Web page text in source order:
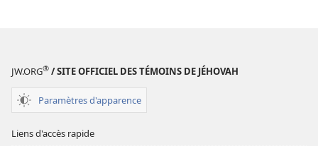
Étude
JW.ORG® / SITE OFFICIEL DES TÉMOINS DE JÉHOVAH
Paramètres d'apparence
Liens d'accès rapide